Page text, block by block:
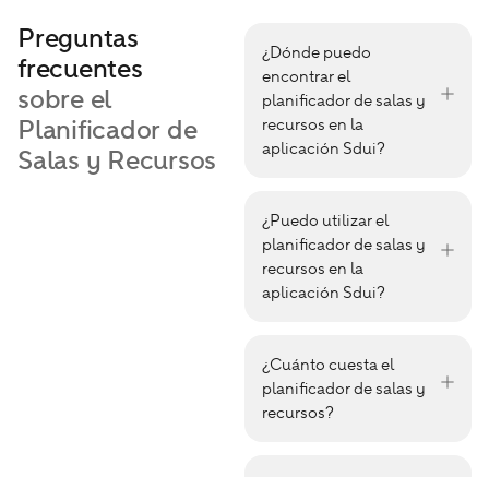
Preguntas
frecuentes
sobre el
Planificador de
Salas y Recursos
¿Dónde puedo
encontrar el
planificador de salas y
recursos en la
aplicación Sdui?
¿Puedo utilizar el
planificador de salas y
recursos en la
aplicación Sdui?
¿Cuánto cuesta el
planificador de salas y
recursos?